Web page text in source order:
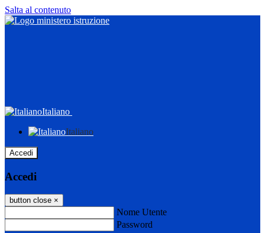
Salta al contenuto
Italiano
Italiano
Accedi
Accedi
button close ×
Nome Utente
Password